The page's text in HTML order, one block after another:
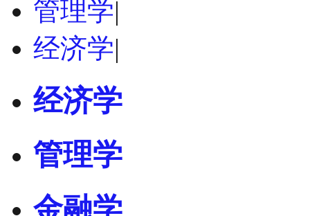
管理学|
经济学|
经济学
管理学
金融学